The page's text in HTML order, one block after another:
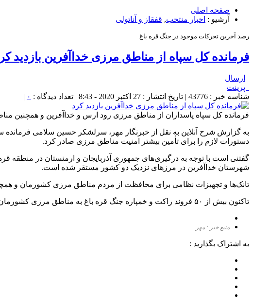
صفحه اصلی
آرشیو : اخبار منتخب, قفقاز و آناتولی
رصد آخرین تحرکات موجود در جنگ قره باغ
فرمانده کل سپاه از مناطق مرزی خداآفرین بازدید
ارسال
پرینت
شناسه خبر : 43776 | تاریخ انتشار : 27 اکتبر 2020 - 8:43 | تعداد دیدگاه :
۰ |
فرمانده کل سپاه پاسداران از مناطق مرزی رود ارس و خداآفرین و همچنین
به گزارش شرح آنلاین به نقل از خبرنگار مهر، سرلشکر حسین سلامی
دستورات لازم را برای تأمین بیشتر امنیت مناطق مرزی صادر کرد.
گفتنی است با توجه به درگیری‌های جمهوری آذربایجان و ارمنستان در
شهرستان خداآفرین در مرزهای نزدیک دو کشور مستقر شده است.
تانک‌ها و تجهیزات نظامی برای محافظت از مردم مناطق مرزی کشورمان و
تاکنون بیش از ۵۰ فروند راکت و خمپاره جنگ قره باغ به مناطق مرزی کشورمان در خداآفرین برخورد کرده است.
منبع خبر : مهر
به اشتراک بگذارید :